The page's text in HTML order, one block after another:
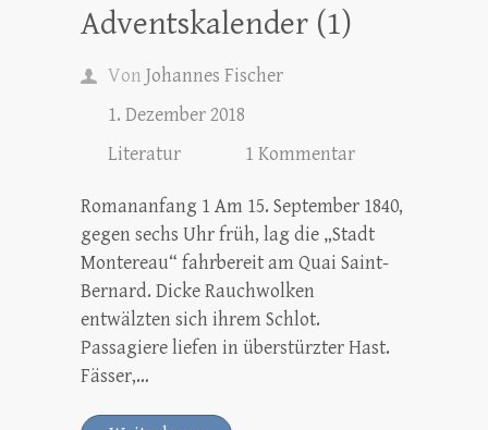
Adventskalender (1)
Von Johannes Fischer
1. Dezember 2018
Literatur
1 Kommentar
Romananfang 1 Am 15. September 1840,
gegen sechs Uhr früh, lag die „Stadt
Montereau“ fahrbereit am Quai Saint-
Bernard. Dicke Rauchwolken
entwälzten sich ihrem Schlot.
Passagiere liefen in überstürzter Hast.
Fässer,…